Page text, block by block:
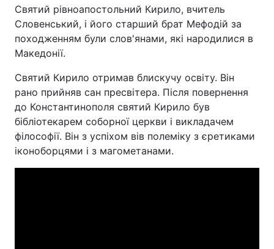
Україна Політика
Економіка Світ
Спорт Наука
Святий рівноапостольний Кирило, вчитель
Словенський, і його старший брат Мефодій за
походженням були слов'янами, які народилися в
Македонії.
Святий Кирило отримав блискучу освіту. Він
рано прийняв сан пресвітера. Після повернення
до Константинополя святий Кирило був
бібліотекарем соборної церкви і викладачем
філософії. Він з успіхом вів полеміку з єретиками
іконоборцями і з магометанами.